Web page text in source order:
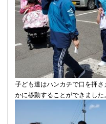
子ども達はハンカチで口を押
かに移動することができました。